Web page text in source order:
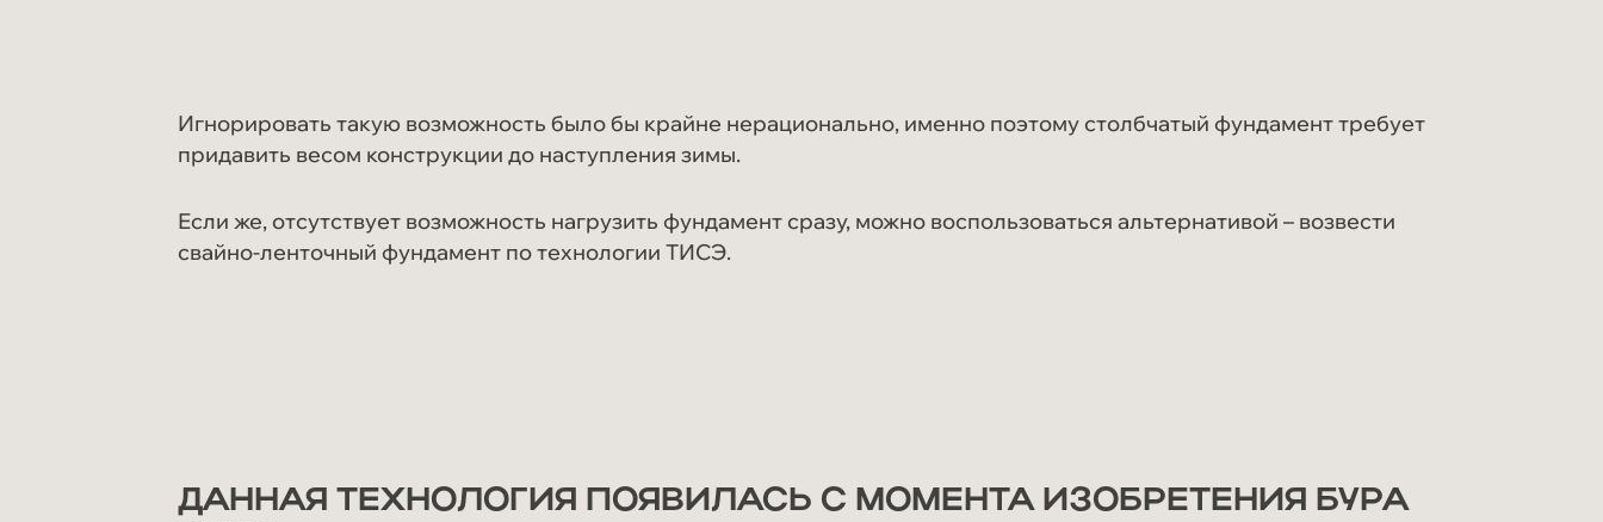
Игнорировать такую возможность было бы крайне нерационально, именно поэтому столбчатый фундамент требует
придавить весом конструкции до наступления зимы.
Если же, отсутствует возможность нагрузить фундамент сразу, можно воспользоваться альтернативой – возвести
свайно-ленточный фундамент по технологии ТИСЭ.
ДАННАЯ ТЕХНОЛОГИЯ ПОЯВИЛАСЬ С МОМЕНТА ИЗОБРЕТЕНИЯ БУРА